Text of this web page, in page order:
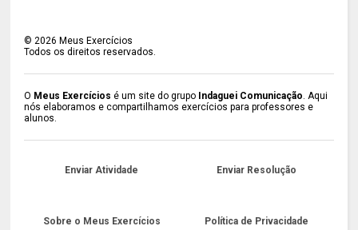
©2026 Meus Exercícios
Todos os direitos reservados.
O Meus Exercícios é um site do grupo Indaguei Comunicação. Aqui
nós elaboramos e compartilhamos exercícios para professores e
alunos.
Enviar Atividade Enviar Resolução
Sobre o Meus Exercícios Política de Privacidade